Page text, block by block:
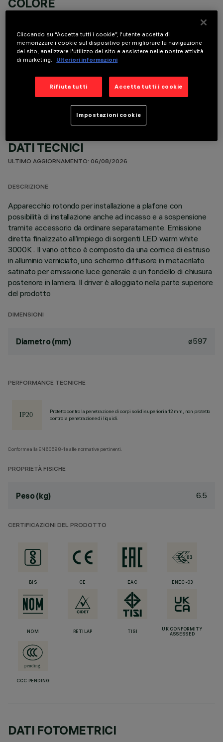
COLORE
COMPONENTI OPZIONALI
DATI TECNICI
ULTIMO AGGIORNAMENTO: 06/08/2026
DESCRIZIONE
Apparecchio rotondo per installazione a plafone con
possibilità di installazione anche ad incasso e a sospensione
tramite accessorio da ordinare separatamente. Emissione
diretta finalizzato all’impiego di sorgenti LED warm white
3000K . Il vano ottico è composto da una cornice di estruso
in alluminio verniciato, uno schermo diffusore in metacrilato
satinato per emissione luce generale e un fondello di chiusura
posteriore in lamiera. Il driver è alloggiato nella parte superiore
del prodotto
DIMENSIONI
Diametro (mm) ø597
PERFORMANCE TECNICHE
Protetto contro la penetrazione di corpi solidi superiori a 12 mm, non protetto
contro la penetrazione di liquidi.
Conforme alla EN60598-1 e alle normative pertinenti.
PROPRIETÀ FISICHE
Peso (kg) 6.5
CERTIFICAZIONI DEL PRODOTTO
BIS CE EAC ENEC-03
NOM RETILAP TISI
UK CONFORMITY
ASSESSED
CCC PENDING
DATI FOTOMETRICI
Cliccando su “Accetta tutti i cookie”, l'utente accetta di
memorizzare i cookie sul dispositivo per migliorare la navigazione
del sito, analizzare l'utilizzo del sito e assistere nelle nostre attività
di marketing.
Ulteriori informazioni
Rifiuta tutti Accetta tutti i cookie
Impostazioni cookie